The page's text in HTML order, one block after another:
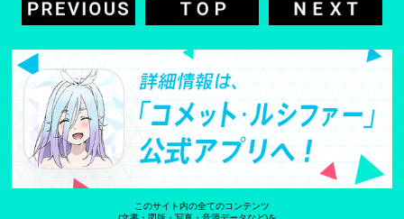
このサイト内の全てのコンテンツ